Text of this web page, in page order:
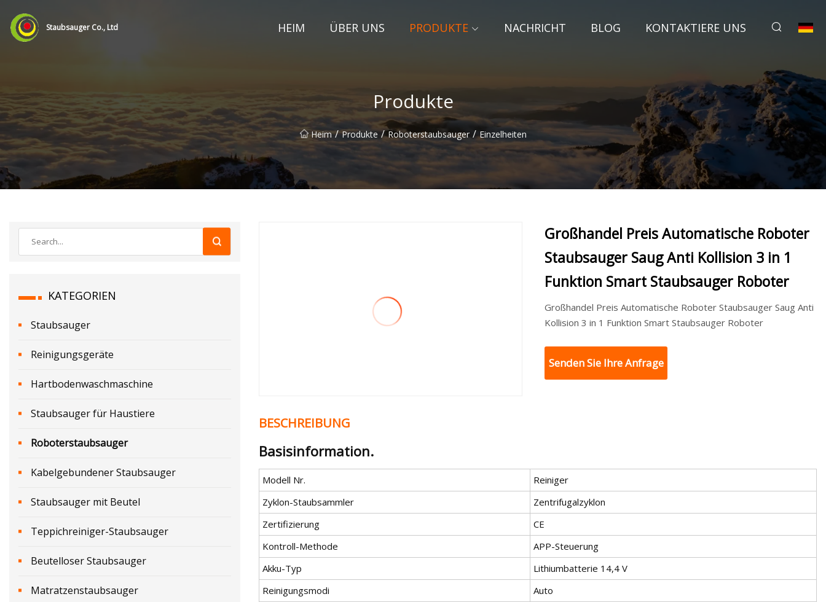
Staubsauger Co., Ltd HEIM ÜBER UNS PRODUKTE NACHRICHT BLOG KONTAKTIERE UNS
Produkte
Heim / Produkte / Roboterstaubsauger / Einzelheiten
KATEGORIEN
Staubsauger
Reinigungsgeräte
Hartbodenwaschmaschine
Staubsauger für Haustiere
Roboterstaubsauger
Kabelgebundener Staubsauger
Staubsauger mit Beutel
Teppichreiniger-Staubsauger
Beutelloser Staubsauger
Matratzenstaubsauger
Großhandel Preis Automatische Roboter
Staubsauger Saug Anti Kollision 3 in 1
Funktion Smart Staubsauger Roboter
Großhandel Preis Automatische Roboter Staubsauger Saug Anti
Kollision 3 in 1 Funktion Smart Staubsauger Roboter
Senden Sie Ihre Anfrage
BESCHREIBUNG
Basisinformation.
Modell Nr.
Reiniger
Zyklon-Staubsammler
Zentrifugalzyklon
Zertifizierung
CE
Kontroll-Methode
APP-Steuerung
Akku-Typ
Lithiumbatterie 14,4 V
Reinigungsmodi
Auto